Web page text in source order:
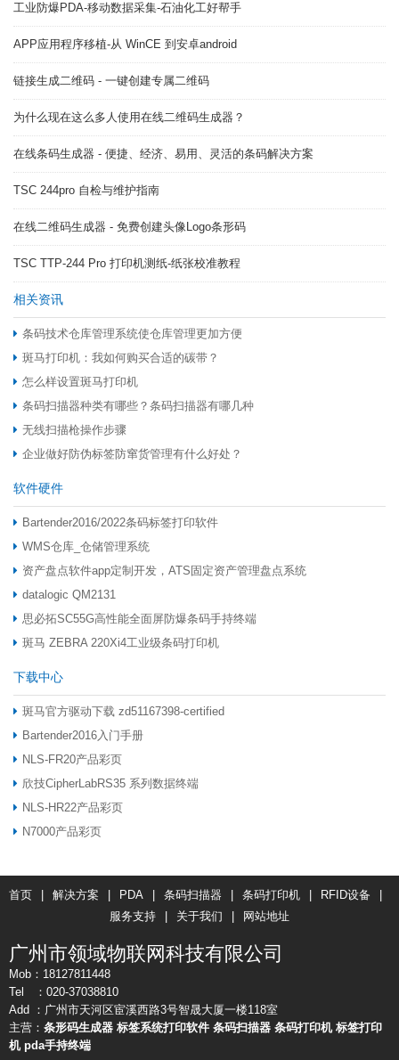
工业防爆PDA-移动数据采集-石油化工好帮手
APP应用程序移植-从 WinCE 到安卓android
链接生成二维码 - 一键创建专属二维码
为什么现在这么多人使用在线二维码生成器？
在线条码生成器 - 便捷、经济、易用、灵活的条码解决方案
TSC 244pro 自检与维护指南
在线二维码生成器 - 免费创建头像Logo条形码
TSC TTP-244 Pro 打印机测纸-纸张校准教程
相关资讯
条码技术仓库管理系统使仓库管理更加方便
斑马打印机：我如何购买合适的碳带？
怎么样设置斑马打印机
条码扫描器种类有哪些？条码扫描器有哪几种
无线扫描枪操作步骤
企业做好防伪标签防窜货管理有什么好处？
软件硬件
Bartender2016/2022条码标签打印软件
WMS仓库_仓储管理系统
资产盘点软件app定制开发，ATS固定资产管理盘点系统
datalogic QM2131
思必拓SC55G高性能全面屏防爆条码手持终端
斑马 ZEBRA 220Xi4工业级条码打印机
下载中心
斑马官方驱动下载 zd51167398-certified
Bartender2016入门手册
NLS-FR20产品彩页
欣技CipherLabRS35 系列数据终端
NLS-HR22产品彩页
N7000产品彩页
首页 解决方案 PDA 条码扫描器 条码打印机 RFID设备
服务支持
关于我们 网站地址
广州市领域物联网科技有限公司
Mob：18127811448
Tel ：020-37038810
Add ：广州市天河区宦溪西路3号智晟大厦一楼118室
主营： 条形码生成器 标签系统打印软件 条码扫描器 条码打印机 标签打印
机 pda手持终端